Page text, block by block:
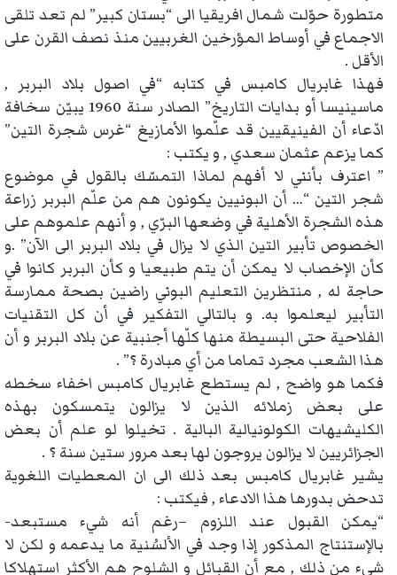
متطورة حوّلت شمال افريقيا الى “بستان كبير” لم تعد تلقى
الاجماع في أوساط المؤرخين الغربيين منذ نصف القرن على
الأقل .
فهذا غابريال كامبس في كتابه “في اصول بلاد البربر ,
ماسينيسا أو بدايات التاريخ” الصادر سنة 1960 يبيّن سخافة
ادّعاء أن الفينيقيين قد علّموا الأمازيغ “غرس شجرة التين”
كما يزعم عثمان سعدي , و يكتب :
” اعترف بأنني لا أفهم لماذا التمسّك بالقول في موضوع
شجر التين “… أن البونيين يكونون هم من علّم البربر زراعة
هذه الشجرة الأهلية في وضعها البرّي , و أنهم علموهم على
الخصوص تأبير التين الذي لا يزال في بلاد البربر الى الآن” .و
كأن الإخصاب لا يمكن أن يتم طبيعيا و كأن البربر كانوا في
حاجة له , منتظرين التعليم البوني راضين بصحة ممارسة
التأبير ليعلموا به. و بالتالي التفكير في أن كل التقنيات
الفلاحية حتى البسيطة منها كلّها أجنبية عن بلاد البربر و أن
هذا الشعب مجرد تماما من أي مبادرة ؟” .
فكما هو واضح , لم يستطع غابريال كامبس اخفاء سخطه
على بعض زملائه الذين لا يزالون يتمسكون بهذه
الكليشيهات الكولونيالية البالية . تخيلوا لو علم أن بعض
الجزائريين لا يزالون يروجون لها بعد مرور ستين سنة ؟ .
يشير غابريال كامبس بعد ذلك الى ان المعطيات اللغوية
تدحض بدورها هذا الادعاء , فيكتب :
“يمكن القبول عند اللزوم –رغم أنه شيء مستبعد-
بالإستنتاج المذكور إذا وجد في الألسُنية ما يدعمه و لكن لا
شيء من ذلك , مع أن القبائل و الشلوح هم الأكثر استهلاكا